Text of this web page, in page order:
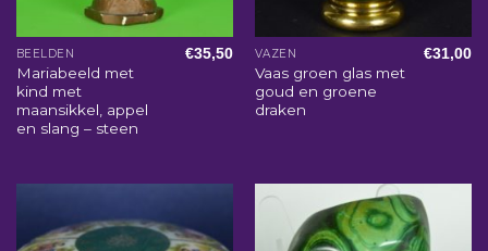
BEELDEN
Mariabeeld met
kind met
maansikkel, appel
en slang – steen
€35,50 VAZEN
Vaas groen glas met
goud en groene
draken
€31,00